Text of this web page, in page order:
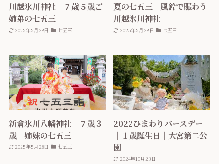
川越氷川神社 ７歳５歳ご
姉弟の七五三
2025年5月28日 七五三
夏の七五三 風鈴で賑わう
川越氷川神社
2025年5月28日 七五三
新倉氷川八幡神社 ７歳３
歳 姉妹の七五三
2025年5月28日 七五三
2022ひまわりバースデー
｜１歳誕生日｜大宮第二公
園
2024年10月23日